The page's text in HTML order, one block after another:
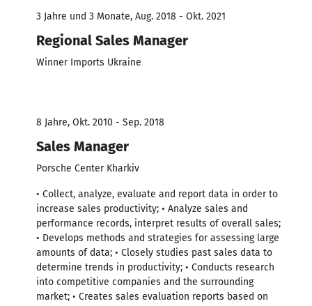
3 Jahre und 3 Monate, Aug. 2018 - Okt. 2021
Regional Sales Manager
Winner Imports Ukraine
8 Jahre, Okt. 2010 - Sep. 2018
Sales Manager
Porsche Center Kharkiv
• Collect, analyze, evaluate and report data in order to
increase sales productivity; • Analyze sales and
performance records, interpret results of overall sales;
• Develops methods and strategies for assessing large
amounts of data; • Closely studies past sales data to
determine trends in productivity; • Conducts research
into competitive companies and the surrounding
market; • Creates sales evaluation reports based on